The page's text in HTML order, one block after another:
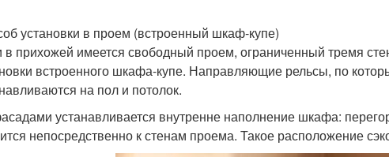
установки в проем (встроенный шкаф-купе)
в прихожей имеется свободный проем, ограниченный тремя
встроенного шкафа-купе. Направляющие рельсы, по
на пол и потолок.
устанавливается внутренне наполнение шкафа:
непосредственно к стенам проема. Такое расположение